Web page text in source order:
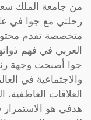
من جامعة الملك
متخصصة تقدم
العربي في فهم
جوا أصبحت وجهة
والاجتماعية في
العلاقات
هدفي هو الاستمرار